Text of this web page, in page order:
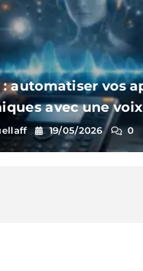
automatiser vos
avec une
d’appel)
19/05/2026 0